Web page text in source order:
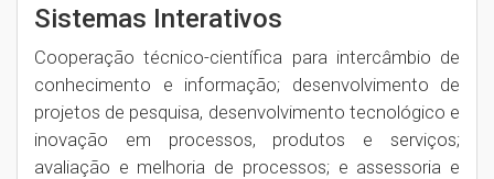
Sistemas Interativos
Cooperação técnico-científica para intercâmbio de
conhecimento e informação; desenvolvimento de
projetos de pesquisa, desenvolvimento tecnológico e
inovação em processos, produtos e serviços;
avaliação e melhoria de processos; e assessoria e